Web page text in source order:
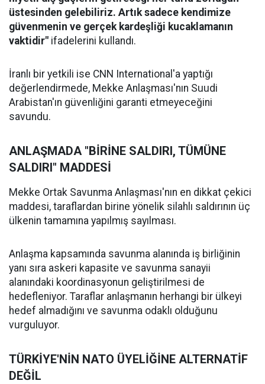
üstesinden gelebiliriz. Artık sadece kendimize
güvenmenin ve gerçek kardeşliği kucaklamanın
vaktidir" ifadelerini kullandı.
İranlı bir yetkili ise CNN International'a yaptığı
değerlendirmede, Mekke Anlaşması'nın Suudi
Arabistan'ın güvenliğini garanti etmeyeceğini
savundu.
ANLAŞMADA "BİRİNE SALDIRI, TÜMÜNE
SALDIRI" MADDESİ
Mekke Ortak Savunma Anlaşması'nın en dikkat çekici
maddesi, taraflardan birine yönelik silahlı saldırının üç
ülkenin tamamına yapılmış sayılması.
Anlaşma kapsamında savunma alanında iş birliğinin
yanı sıra askeri kapasite ve savunma sanayii
alanındaki koordinasyonun geliştirilmesi de
hedefleniyor. Taraflar anlaşmanın herhangi bir ülkeyi
hedef almadığını ve savunma odaklı olduğunu
vurguluyor.
TÜRKİYE'NİN NATO ÜYELİĞİNE ALTERNATİF
DEĞİL